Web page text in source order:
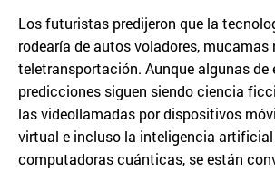
Los futuristas predijeron que la
rodearía de autos voladores, mucamas
teletransportación. Aunque algunas de
predicciones siguen siendo ciencia
las videollamadas por dispositivos
virtual e incluso la inteligencia
computadoras cuánticas, se están